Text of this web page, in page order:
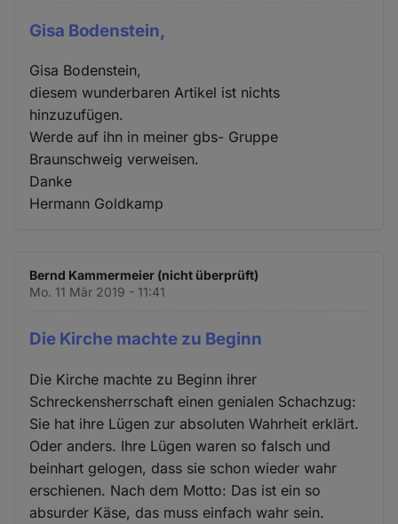
Gisa Bodenstein,
Gisa Bodenstein,
diesem wunderbaren Artikel ist nichts
hinzuzufügen.
Werde auf ihn in meiner gbs- Gruppe
Braunschweig verweisen.
Danke
Hermann Goldkamp
Bernd Kammermeier (nicht überprüft)
Mo. 11 Mär 2019 - 11:41
Die Kirche machte zu Beginn
Die Kirche machte zu Beginn ihrer
Schreckensherrschaft einen genialen Schachzug:
Sie hat ihre Lügen zur absoluten Wahrheit erklärt.
Oder anders. Ihre Lügen waren so falsch und
beinhart gelogen, dass sie schon wieder wahr
erschienen. Nach dem Motto: Das ist ein so
absurder Käse, das muss einfach wahr sein.